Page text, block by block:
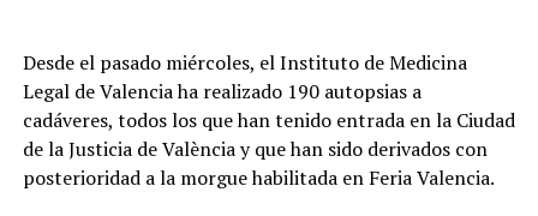
Desde el pasado miércoles, el Instituto de Medicina
Legal de Valencia ha realizado 190 autopsias a
cadáveres, todos los que han tenido entrada en la Ciudad
de la Justicia de València y que han sido derivados con
posterioridad a la morgue habilitada en Feria Valencia.